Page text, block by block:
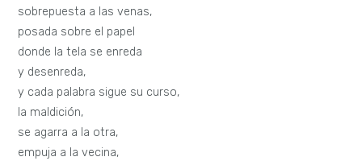
sobrepuesta a las venas,
posada sobre el papel
donde la tela se enreda
y desenreda,
y cada palabra sigue su curso,
la maldición,
se agarra a la otra,
empuja a la vecina,